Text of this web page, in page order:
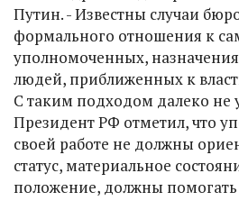
Путин. - Известны случаи
формального отношения к
уполномоченных,
людей, приближенных к
С таким подходом далеко не
Президент РФ отметил, что
своей работе не должны
статус, материальное
положение, должны помогать